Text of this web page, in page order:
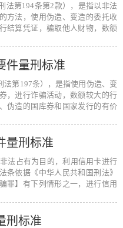
法第194条第2款），是指以非法
方法，使用伪造、变造的委托收
结算凭证，骗取他人财物，数额
件量刑标准
第197条），是指使用伪造、变
，进行诈骗活动，数额较大的行
伪造的国库券和国家发行的有价
量刑标准
法占有为目的，利用信用卡进行
条依据《中华人民共和国刑法》
罪】有下列情形之一，进行信用
刑标准